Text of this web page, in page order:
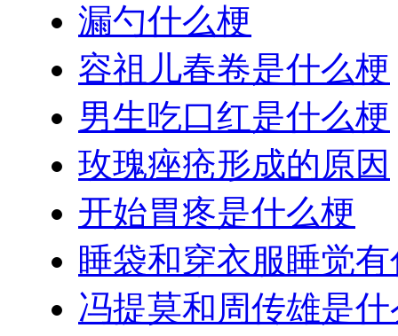
漏勺什么梗
容祖儿春卷是什么梗
男生吃口红是什么梗
玫瑰痤疮形成的原因
开始胃疼是什么梗
睡袋和穿衣服睡觉
冯提莫和周传雄是